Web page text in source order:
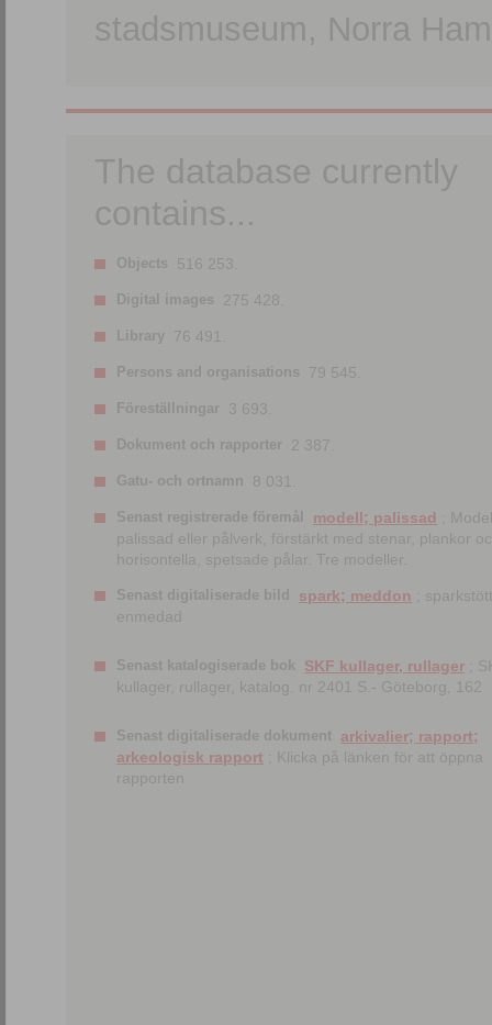
stadsmuseum, Norra
The database currently
contains...
Objects 516 253.
Digital images 275 428.
Library 76 491.
Persons and organisations 79 545.
Föreställningar 3 693.
Dokument och rapporter 2 387.
Gatu- och ortnamn 8 031.
Senast registrerade föremål modell; palissad
;
palissad eller pålverk, förstärkt med stenar, plankor
horisontella, spetsade pålar. Tre modeller.
Senast digitaliserade bild spark; meddon ;
enmedad
Senast katalogiserade bok SKF kullager, rullager ;
kullager, rullager, katalog. nr 2401 S.- Göteborg, 162
Senast digitaliserade dokument arkivalier; rapport;
arkeologisk rapport ; Klicka på länken för att öppna
rapporten